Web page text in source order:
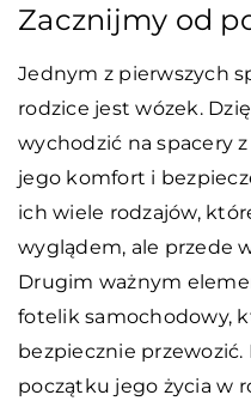
Zacznijmy od
Jednym z pierwszych
rodzice jest wózek.
wychodzić na spacery
jego komfort i
ich wiele rodzajów,
wyglądem, ale przede
Drugim ważnym
fotelik samochodowy,
bezpiecznie przewozić.
początku jego życia w